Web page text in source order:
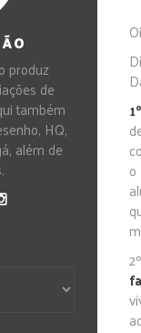
produz
de
também
HQ,
além de